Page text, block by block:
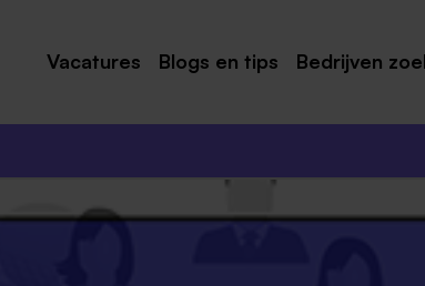
Vacatures
Maastricht
Roermond
Venlo
Blogs en tips Bedrijven